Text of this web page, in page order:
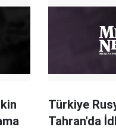
Türkiye
Tahran'da